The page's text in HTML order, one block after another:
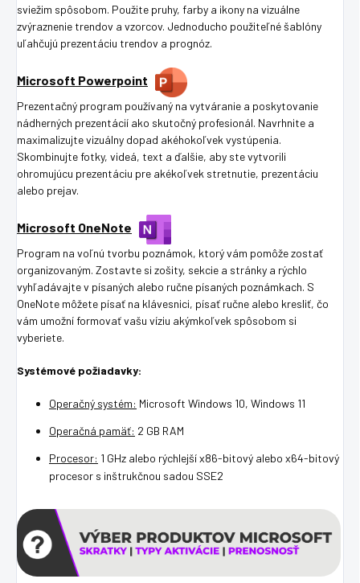
sviežim spôsobom. Použite pruhy, farby a ikony na vizuálne
zvýraznenie trendov a vzorcov. Jednoducho použiteľné šablóny
uľahčujú prezentáciu trendov a prognóz.
Microsoft Powerpoint
Prezentačný program používaný na vytváranie a poskytovanie
nádherných prezentácií ako skutočný profesionál. Navrhnite a
maximalizujte vizuálny dopad akéhokoľvek vystúpenia.
Skombinujte fotky, videá, text a ďalšie, aby ste vytvorili
ohromujúcu prezentáciu pre akékoľvek stretnutie, prezentáciu
alebo prejav.
Microsoft OneNote
Program na voľnú tvorbu poznámok, ktorý vám pomôže zostať
organizovaným. Zostavte si zošity, sekcie a stránky a rýchlo
vyhľadávajte v písaných alebo ručne písaných poznámkach. S
OneNote môžete písať na klávesnici, písať ručne alebo kresliť, čo
vám umožní formovať vašu víziu akýmkoľvek spôsobom si
vyberiete.
Systémové požiadavky:
Operačný systém: Microsoft Windows 10, Windows 11
Operačná pamäť: 2 GB RAM
Procesor: 1 GHz alebo rýchlejší x86-bitový alebo x64-bitový
procesor s inštrukčnou sadou SSE2